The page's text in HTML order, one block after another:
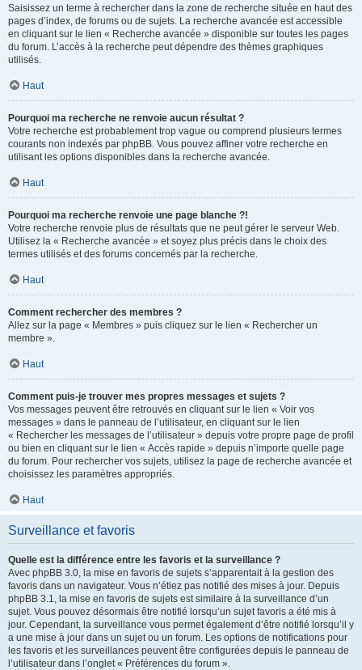
Saisissez un terme à rechercher dans la zone de recherche située en haut des
pages d’index, de forums ou de sujets. La recherche avancée est accessible
en cliquant sur le lien « Recherche avancée » disponible sur toutes les pages
du forum. L’accès à la recherche peut dépendre des thèmes graphiques
utilisés.
Haut
Pourquoi ma recherche ne renvoie aucun résultat ?
Votre recherche est probablement trop vague ou comprend plusieurs termes
courants non indexés par phpBB. Vous pouvez affiner votre recherche en
utilisant les options disponibles dans la recherche avancée.
Haut
Pourquoi ma recherche renvoie une page blanche ?!
Votre recherche renvoie plus de résultats que ne peut gérer le serveur Web.
Utilisez la « Recherche avancée » et soyez plus précis dans le choix des
termes utilisés et des forums concernés par la recherche.
Haut
Comment rechercher des membres ?
Allez sur la page « Membres » puis cliquez sur le lien « Rechercher un
membre ».
Haut
Comment puis-je trouver mes propres messages et sujets ?
Vos messages peuvent être retrouvés en cliquant sur le lien « Voir vos
messages » dans le panneau de l’utilisateur, en cliquant sur le lien
« Rechercher les messages de l’utilisateur » depuis votre propre page de profil
ou bien en cliquant sur le lien « Accès rapide » depuis n’importe quelle page
du forum. Pour rechercher vos sujets, utilisez la page de recherche avancée et
choisissez les paramètres appropriés.
Haut
Surveillance et favoris
Quelle est la différence entre les favoris et la surveillance ?
Avec phpBB 3.0, la mise en favoris de sujets s’apparentait à la gestion des
favoris dans un navigateur. Vous n’étiez pas notifié des mises à jour. Depuis
phpBB 3.1, la mise en favoris de sujets est similaire à la surveillance d’un
sujet. Vous pouvez désormais être notifié lorsqu’un sujet favoris a été mis à
jour. Cependant, la surveillance vous permet également d’être notifié lorsqu’il y
a une mise à jour dans un sujet ou un forum. Les options de notifications pour
les favoris et les surveillances peuvent être configurées depuis le panneau de
l’utilisateur dans l’onglet « Préférences du forum ».